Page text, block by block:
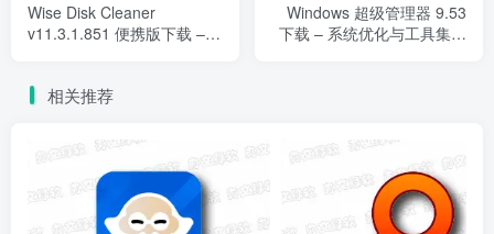
Wise Disk Cleaner
v11.3.1.851 便携版下载 –
Windows 超级管理器 9.53
下载 – 系统优化与工具集合
相关推荐